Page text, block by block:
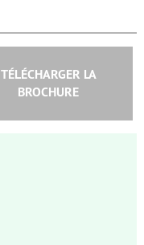
TÉLÉCHARGER LA
BROCHURE